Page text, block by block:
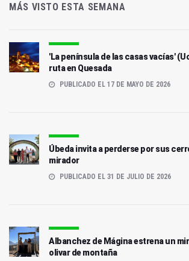
MÁS VISTO ESTA SEMANA
'La península de las casas vacías'
ruta en Quesada
PUBLICADO EL 17 DE MAYO DE 2026
Úbeda invita a perderse por sus
mirador
PUBLICADO EL 31 DE JULIO DE 2026
Albanchez de Mágina estrena un
olivar de montaña